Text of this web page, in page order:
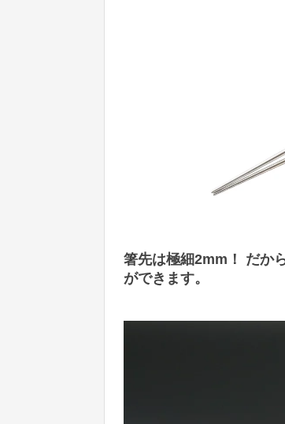
箸先は極細2mm！ だか
ができます。